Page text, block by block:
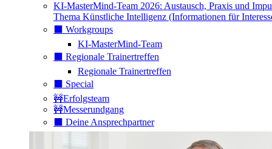
KI-MasterMind-Team 2026: Austausch, Praxis und
Thema Künstliche Intelligenz (Informationen für
⬛️ Workgroups
KI-MasterMind-Team
⬛️ Regionale Trainertreffen
Regionale Trainertreffen
⬛️ Special
🚧Erfolgsteam
🚧Messerundgang
⬛️ Deine Ansprechpartner